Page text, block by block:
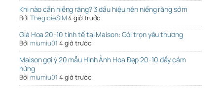
Khi nào cần niềng răng? 3 dấu hiệu nên niềng răng sớm
Bởi ThegioieSIM4 giờ trước
Giá Hoa 20-10 tinh tế tại Maison: Gói trọn yêu thương
Bởi miumiu01 4 giờ trước
Maison gợi ý 20 mẫu Hình Ảnh Hoa Đẹp 20-10 đầy cảm
hứng
Bởi miumiu01 4 giờ trước